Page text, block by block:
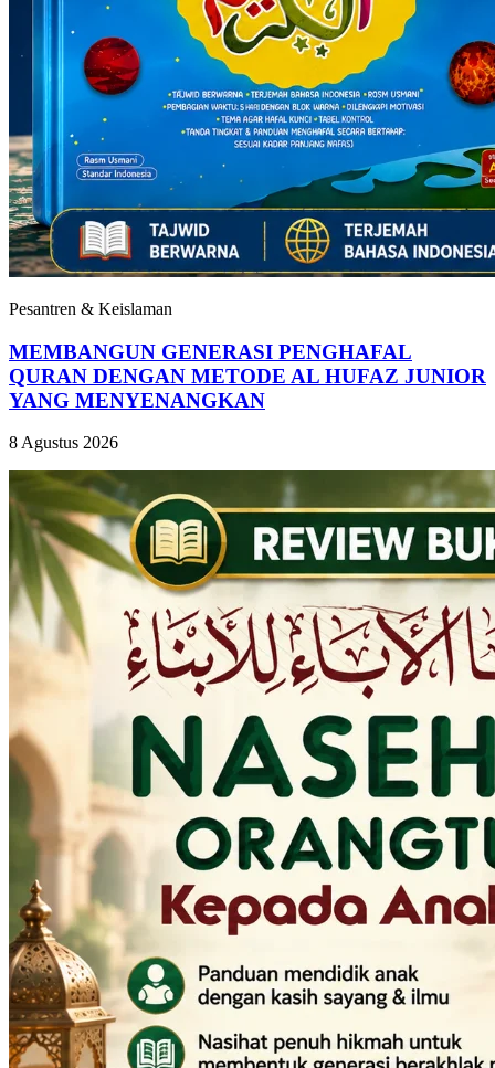
Pesantren & Keislaman
MEMBANGUN GENERASI PENGHAFAL
QURAN DENGAN METODE AL HUFAZ JUNIOR
YANG MENYENANGKAN
8 Agustus 2026